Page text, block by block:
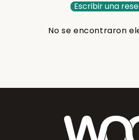
Escribir una
No se encontraron